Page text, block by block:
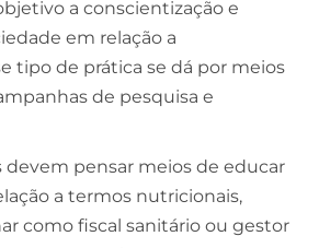
a conscientização e
em relação a
tipo de prática se dá por meios
de pesquisa e
devem pensar meios de educar
a termos nutricionais,
como fiscal sanitário ou gestor